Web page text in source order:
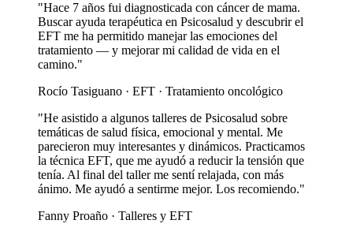
"Hace 7 años fui diagnosticada con cáncer de mama.
Buscar ayuda terapéutica en Psicosalud y descubrir el
EFT me ha permitido manejar las emociones del
tratamiento — y mejorar mi calidad de vida en el
camino."
Rocío Tasiguano · EFT · Tratamiento oncológico
"He asistido a algunos talleres de Psicosalud sobre
temáticas de salud física, emocional y mental. Me
parecieron muy interesantes y dinámicos. Practicamos
la técnica EFT, que me ayudó a reducir la tensión que
tenía. Al final del taller me sentí relajada, con más
ánimo. Me ayudó a sentirme mejor. Los recomiendo."
Fanny Proaño · Talleres y EFT